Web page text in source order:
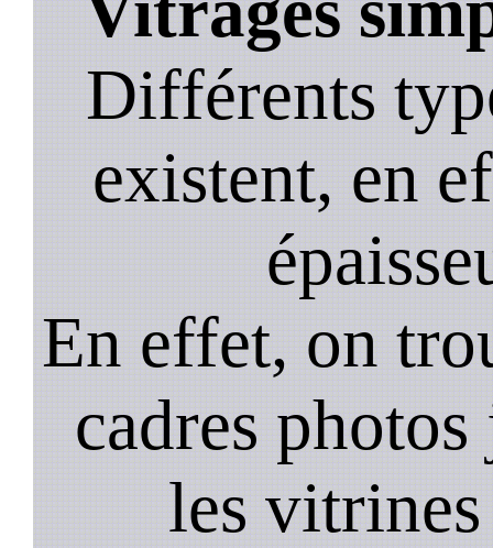
Différents
existent, en
En effet, on
cadres
les